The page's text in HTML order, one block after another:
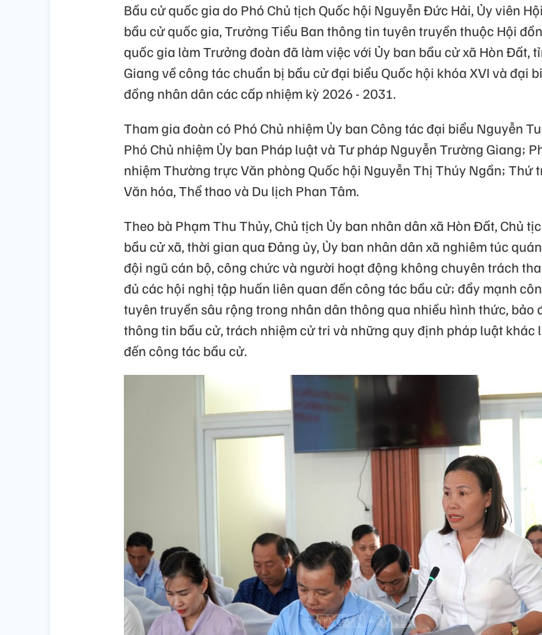
Bầu cử quốc gia do Phó Chủ tịch Quốc hội Nguyễn Đức Hải, Ủy viên
bầu cử quốc gia, Trưởng Tiểu Ban thông tin tuyên truyền thuộc Hội
quốc gia làm Trưởng đoàn đã làm việc với Ủy ban bầu cử xã Hòn Đất,
Giang về công tác chuẩn bị bầu cử đại biểu Quốc hội khóa XVI và đại
đồng nhân dân các cấp nhiệm kỳ 2026 - 2031.
Tham gia đoàn có Phó Chủ nhiệm Ủy ban Công tác đại biểu Nguyễn
Phó Chủ nhiệm Ủy ban Pháp luật và Tư pháp Nguyễn Trường Giang;
nhiệm Thường trực Văn phòng Quốc hội Nguyễn Thị Thúy Ngần; Thứ
Văn hóa, Thể thao và Du lịch Phan Tâm.
Theo bà Phạm Thu Thủy, Chủ tịch Ủy ban nhân dân xã Hòn Đất, Chủ
bầu cử xã, thời gian qua Đảng ủy, Ủy ban nhân dân xã nghiêm túc
đội ngũ cán bộ, công chức và người hoạt động không chuyên trách
đủ các hội nghị tập huấn liên quan đến công tác bầu cử; đẩy mạnh
tuyên truyền sâu rộng trong nhân dân thông qua nhiều hình thức, bảo
thông tin bầu cử, trách nhiệm cử tri và những quy định pháp luật khác
đến công tác bầu cử.